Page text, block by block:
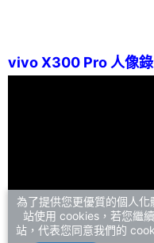
vivo X300 Pro 人像
為了提供您更優質的個人化
站使用 cookies，若您繼
站，代表您同意我們的